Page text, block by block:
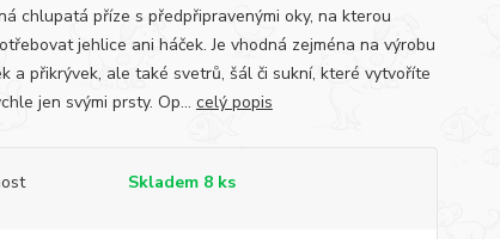
chlupatá příze s předpřipravenými oky, na kterou
jehlice ani háček. Je vhodná zejména na výrobu
a přikrývek, ale také svetrů, šál či sukní, které vytvoříte
jen svými prsty. Op... celý popis
Skladem 8 ks